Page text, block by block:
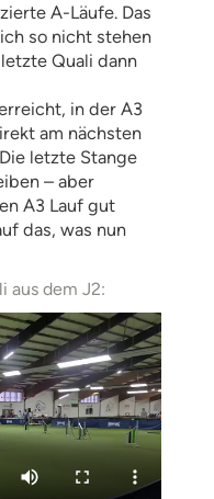
A-Läufe. Das
so nicht stehen
Quali dann
in der A3
am nächsten
letzte Stange
– aber
A3 Lauf gut
das, was nun
aus dem J2: